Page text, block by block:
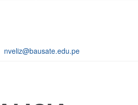
nveliz@bausate.edu.pe